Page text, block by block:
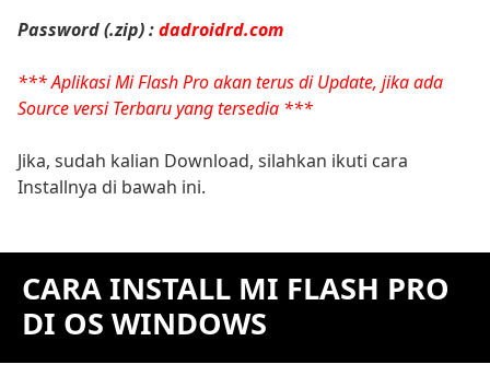
Password (.zip) :dadroidrd.com
*** Aplikasi Mi Flash Pro akan terus di Update, jika ada
Source versi Terbaru yang tersedia ***
Jika, sudah kalian Download, silahkan ikuti cara
Installnya di bawah ini.
CARA INSTALL MI FLASH PRO
DI OS WINDOWS